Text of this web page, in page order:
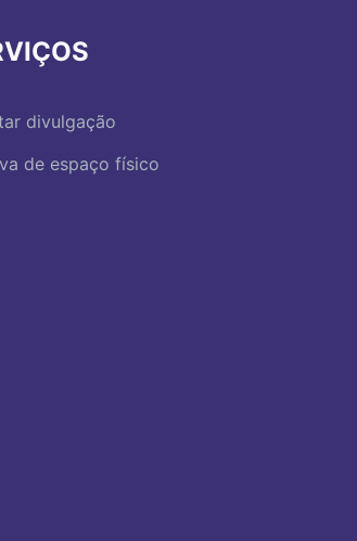
divulgação
de espaço físico